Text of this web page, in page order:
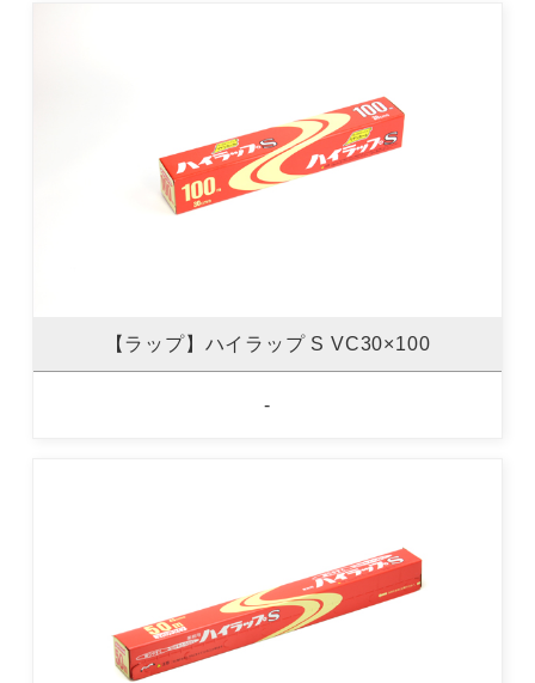
【ラップ】ハイラップ S VC30×100
-